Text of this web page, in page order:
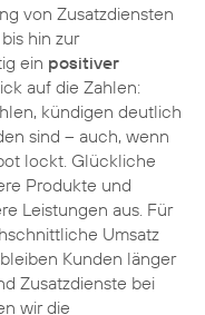
von Zusatzdiensten
hin zur
ein positiver
auf die Zahlen:
kündigen deutlich
sind – auch, wenn
lockt. Glückliche
Produkte und
Leistungen aus. Für
Umsatz
Kunden länger
Zusatzdienste bei
wir die